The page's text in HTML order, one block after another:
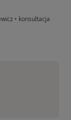
• konsultacja